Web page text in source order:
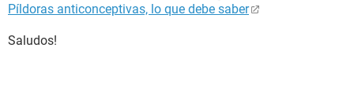
Píldoras anticonceptivas, lo que debe saber
Saludos!